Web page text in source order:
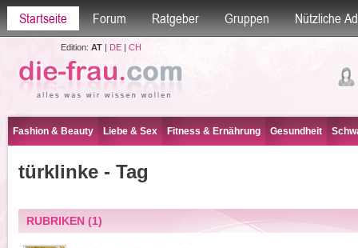
Startseite Forum Ratgeber Gruppen Nützliche
Edition: AT| DE| CH
Fashion & Beauty Liebe & Sex Fitness & Ernährung Gesundheit
türklinke - Tag
RUBRIKEN(1)